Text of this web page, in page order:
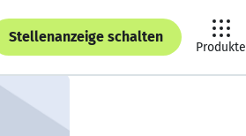
Stellenanzeige schalten
Produkte